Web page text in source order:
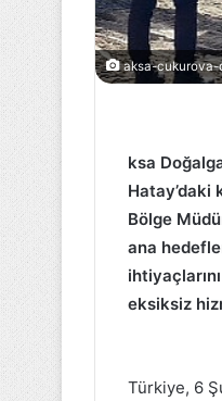
aksa-cukurova-
ksa
Hatay’daki
Bölge
ana
eksiksiz
Türkiye, 6